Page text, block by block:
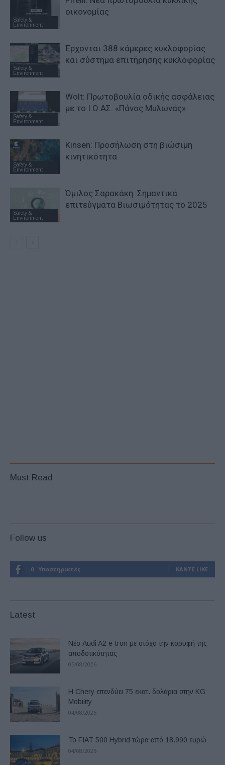
Safety &
Environment
οικονομίας
Safety &
Environment
Έρχονται 388 κάμερες κυκλοφορίας
και σύστημα επιτήρησης κυκλοφορίας
Safety &
Environment
Wolt: Πρωτοβουλία οδικής ασφάλειας
με το Ι.Ο.ΑΣ. «Πάνος Μυλωνάς»
Safety &
Environment
Kinsen: Προσήλωση στη βιώσιμη
κινητικότητα
Safety &
Environment
Όμιλος Σαρακάκη: Σημαντικά
επιτεύγματα Βιωσιμότητας το 2025
Must Read
Follow us
0 Υποστηρικτές ΚΆΝΤΕ LIKE
Latest
Νέο Audi A2 e-tron με στόχο την κορυφή της
αποδοτικότητας
05/08/2026
Η Chery επενδύει 75 εκατ. δολάρια στην KG
Mobility
04/08/2026
Το FIAT 500 Hybrid τώρα από 18.990 ευρώ
04/08/2026